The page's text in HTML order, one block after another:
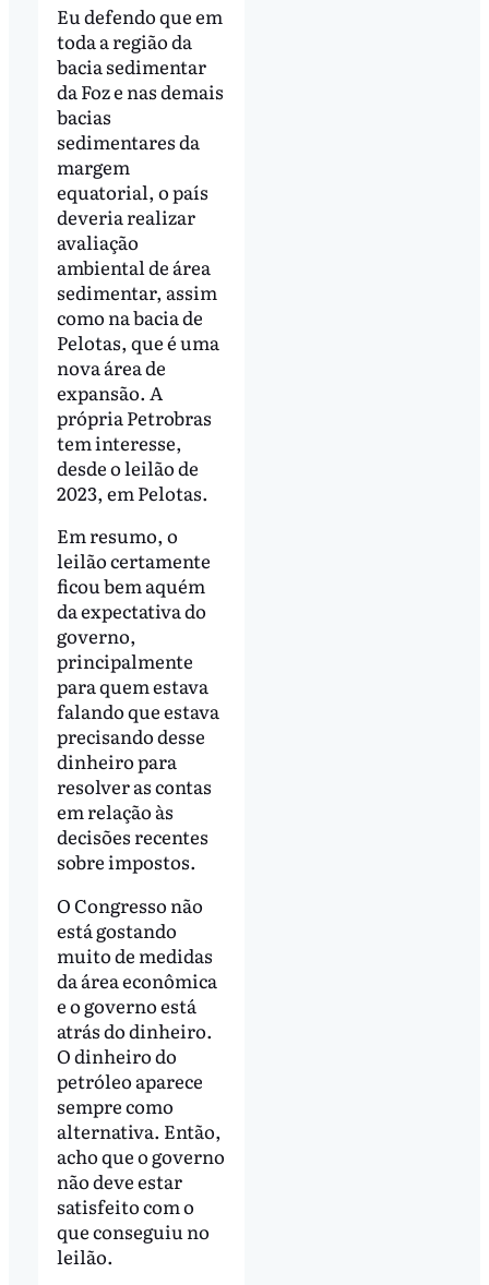
Eu defendo que em
toda a região da
bacia sedimentar
da Foz e nas demais
bacias
sedimentares da
margem
equatorial, o país
deveria realizar
avaliação
ambiental de área
sedimentar, assim
como na bacia de
Pelotas, que é uma
nova área de
expansão. A
própria Petrobras
tem interesse,
desde o leilão de
2023, em Pelotas.
Em resumo, o
leilão certamente
ficou bem aquém
da expectativa do
governo,
principalmente
para quem estava
falando que estava
precisando desse
dinheiro para
resolver as contas
em relação às
decisões recentes
sobre impostos.
O Congresso não
está gostando
muito de medidas
da área econômica
e o governo está
atrás do dinheiro.
O dinheiro do
petróleo aparece
sempre como
alternativa. Então,
acho que o governo
não deve estar
satisfeito com o
que conseguiu no
leilão.